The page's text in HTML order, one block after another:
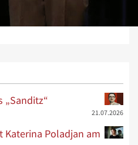
„Sanditz“
21.07.2026
Katerina Poladjan am